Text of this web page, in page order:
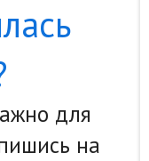
для
на